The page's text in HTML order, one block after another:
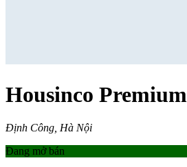
Housinco Premium
Định Công, Hà Nội
Đang mở bán